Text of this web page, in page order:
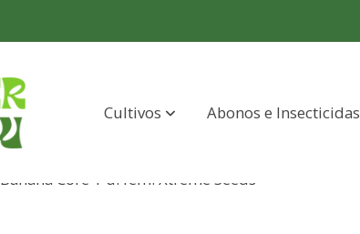
Cultivos Abonos e Insecticidas
Banana Core 1 u. fem. Xtreme Seeds